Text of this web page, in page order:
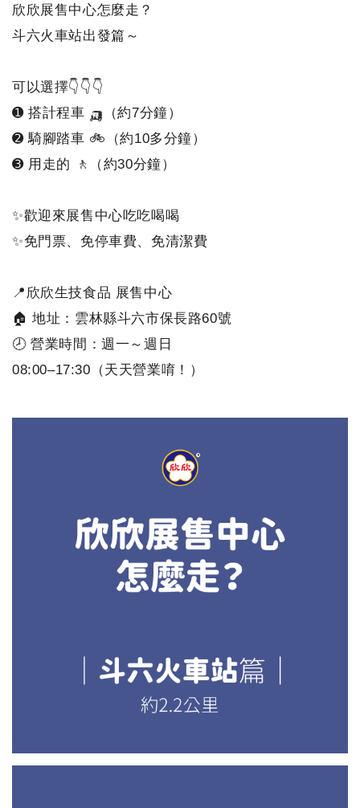
欣欣展售中心怎麼走？
斗六火車站出發篇～
可以選擇👇👇👇
➊ 搭計程車 🛺（約7分鐘）
➋ 騎腳踏車 🚲（約10多分鐘）
➌ 用走的 🚶‍（約30分鐘）
✨歡迎來展售中心吃吃喝喝
✨免門票、免停車費、免清潔費
📍欣欣生技食品 展售中心
🏠 地址：雲林縣斗六市保長路60號
🕗 營業時間：週一～週日
08:00–17:30（天天營業唷！）